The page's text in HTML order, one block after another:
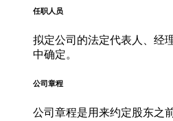
任职人员
拟定公司的法定代表人、经
中确定。
公司章程
公司章程是用来约定股东之